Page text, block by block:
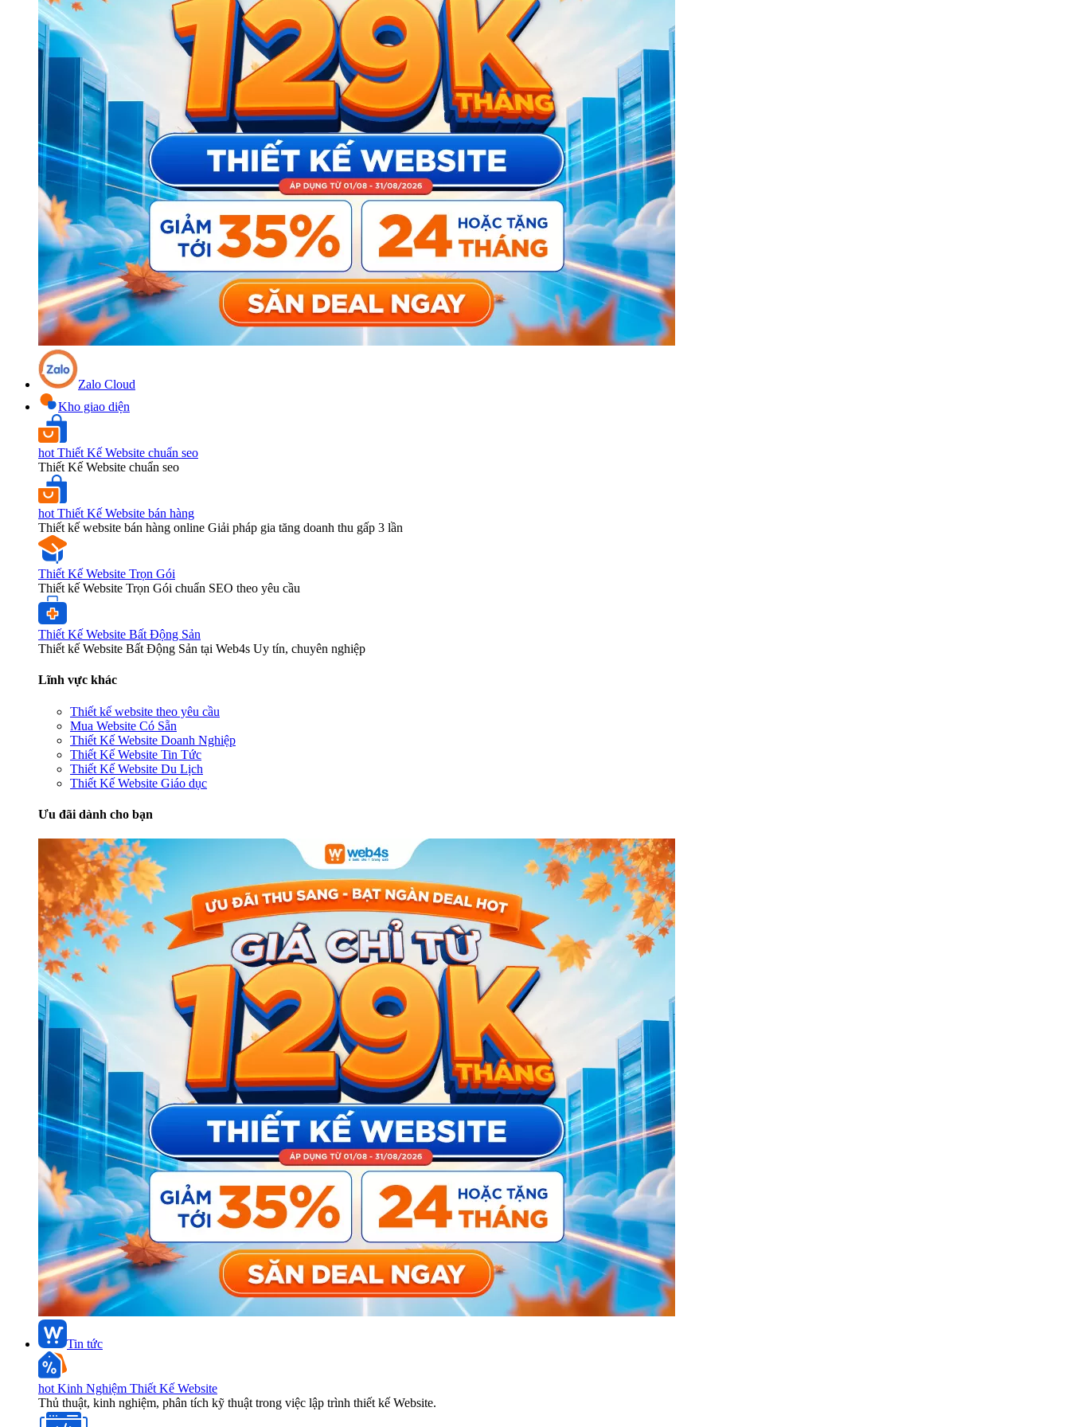
Zalo Cloud
Kho giao diện
hot Thiết Kế Website chuẩn seo
Thiết Kế Website chuẩn seo
hot Thiết Kế Website bán hàng
Thiết kế website bán hàng online Giải pháp gia tăng doanh thu gấp 3 lần
Thiết Kế Website Trọn Gói
Thiết kế Website Trọn Gói chuẩn SEO theo yêu cầu
Thiết Kế Website Bất Động Sản
Thiết kế Website Bất Động Sản tại Web4s Uy tín, chuyên nghiệp
Lĩnh vực khác
Thiết kế website theo yêu cầu
Mua Website Có Sẵn
Thiết Kế Website Doanh Nghiệp
Thiết Kế Website Tin Tức
Thiết Kế Website Du Lịch
Thiết Kế Website Giáo dục
Ưu đãi dành cho bạn
Tin tức
hot Kinh Nghiệm Thiết Kế Website
Thủ thuật, kinh nghiệm, phân tích kỹ thuật trong việc lập trình thiết kế Website.